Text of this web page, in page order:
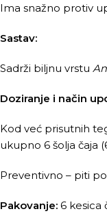
Ima snažno protiv
Sastav:
Sadrži biljnu vrstu
Doziranje i način
Kod već prisutnih
ukupno 6 šolja čaja
Preventivno – piti
Pakovanje: 6 kesica